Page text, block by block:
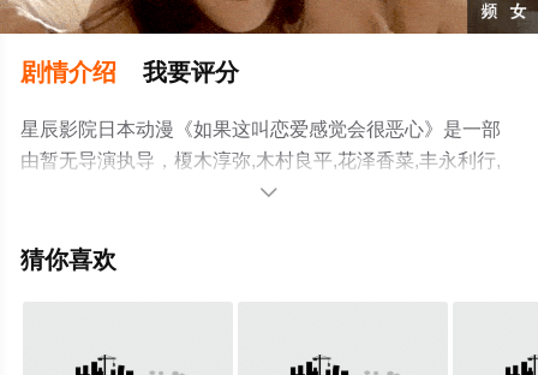
剧情介绍 我要评分
星辰影院日本动漫《如果这叫恋爱感觉会很恶心》是一部
由暂无导演执导，榎木淳弥,木村良平,花泽香菜,丰永利行,
长谷川玲奈,小坂井祐梨绘等明星演员精彩演绎的日本动
无删减完整版动漫全集就上星辰电影网，更多剧情信息可

猜你喜欢